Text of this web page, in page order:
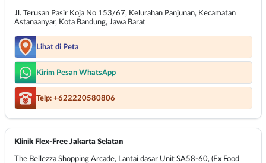
Jl. Terusan Pasir Koja No 153/67, Kelurahan Panjunan, Kecamatan
Astanaanyar, Kota Bandung, Jawa Barat
Lihat di Peta
Kirim Pesan WhatsApp
Telp: +622220580806
Klinik Flex-Free Jakarta Selatan
The Bellezza Shopping Arcade, Lantai dasar Unit SA58-60, (Ex Food